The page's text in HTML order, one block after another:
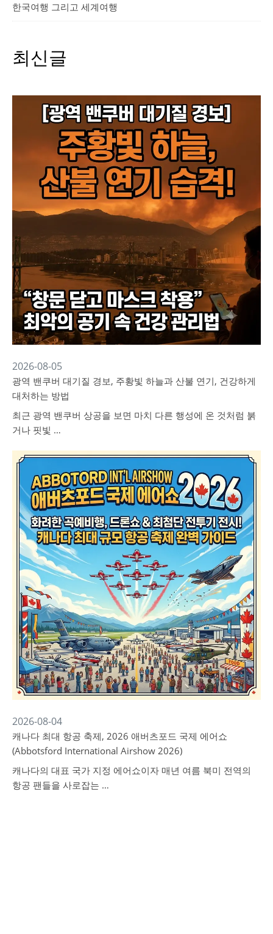
한국여행 그리고 세계여행
최신글
2026-08-05
광역 밴쿠버 대기질 경보, 주황빛 하늘과 산불 연기, 건강하게
대처하는 방법
최근 광역 밴쿠버 상공을 보면 마치 다른 행성에 온 것처럼 붉
거나 핏빛 …
2026-08-04
캐나다 최대 항공 축제, 2026 애버츠포드 국제 에어쇼
(Abbotsford International Airshow 2026)
캐나다의 대표 국가 지정 에어쇼이자 매년 여름 북미 전역의
항공 팬들을 사로잡는 …